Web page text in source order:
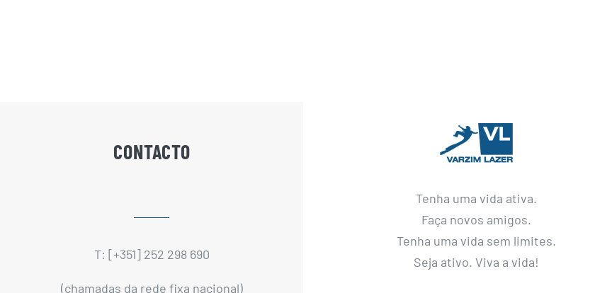
CONTACTO
T: [+351] 252 298 690
(chamadas da rede fixa nacional)
Tenha uma vida ativa.
Faça novos amigos.
Tenha uma vida sem limites.
Seja ativo. Viva a vida!